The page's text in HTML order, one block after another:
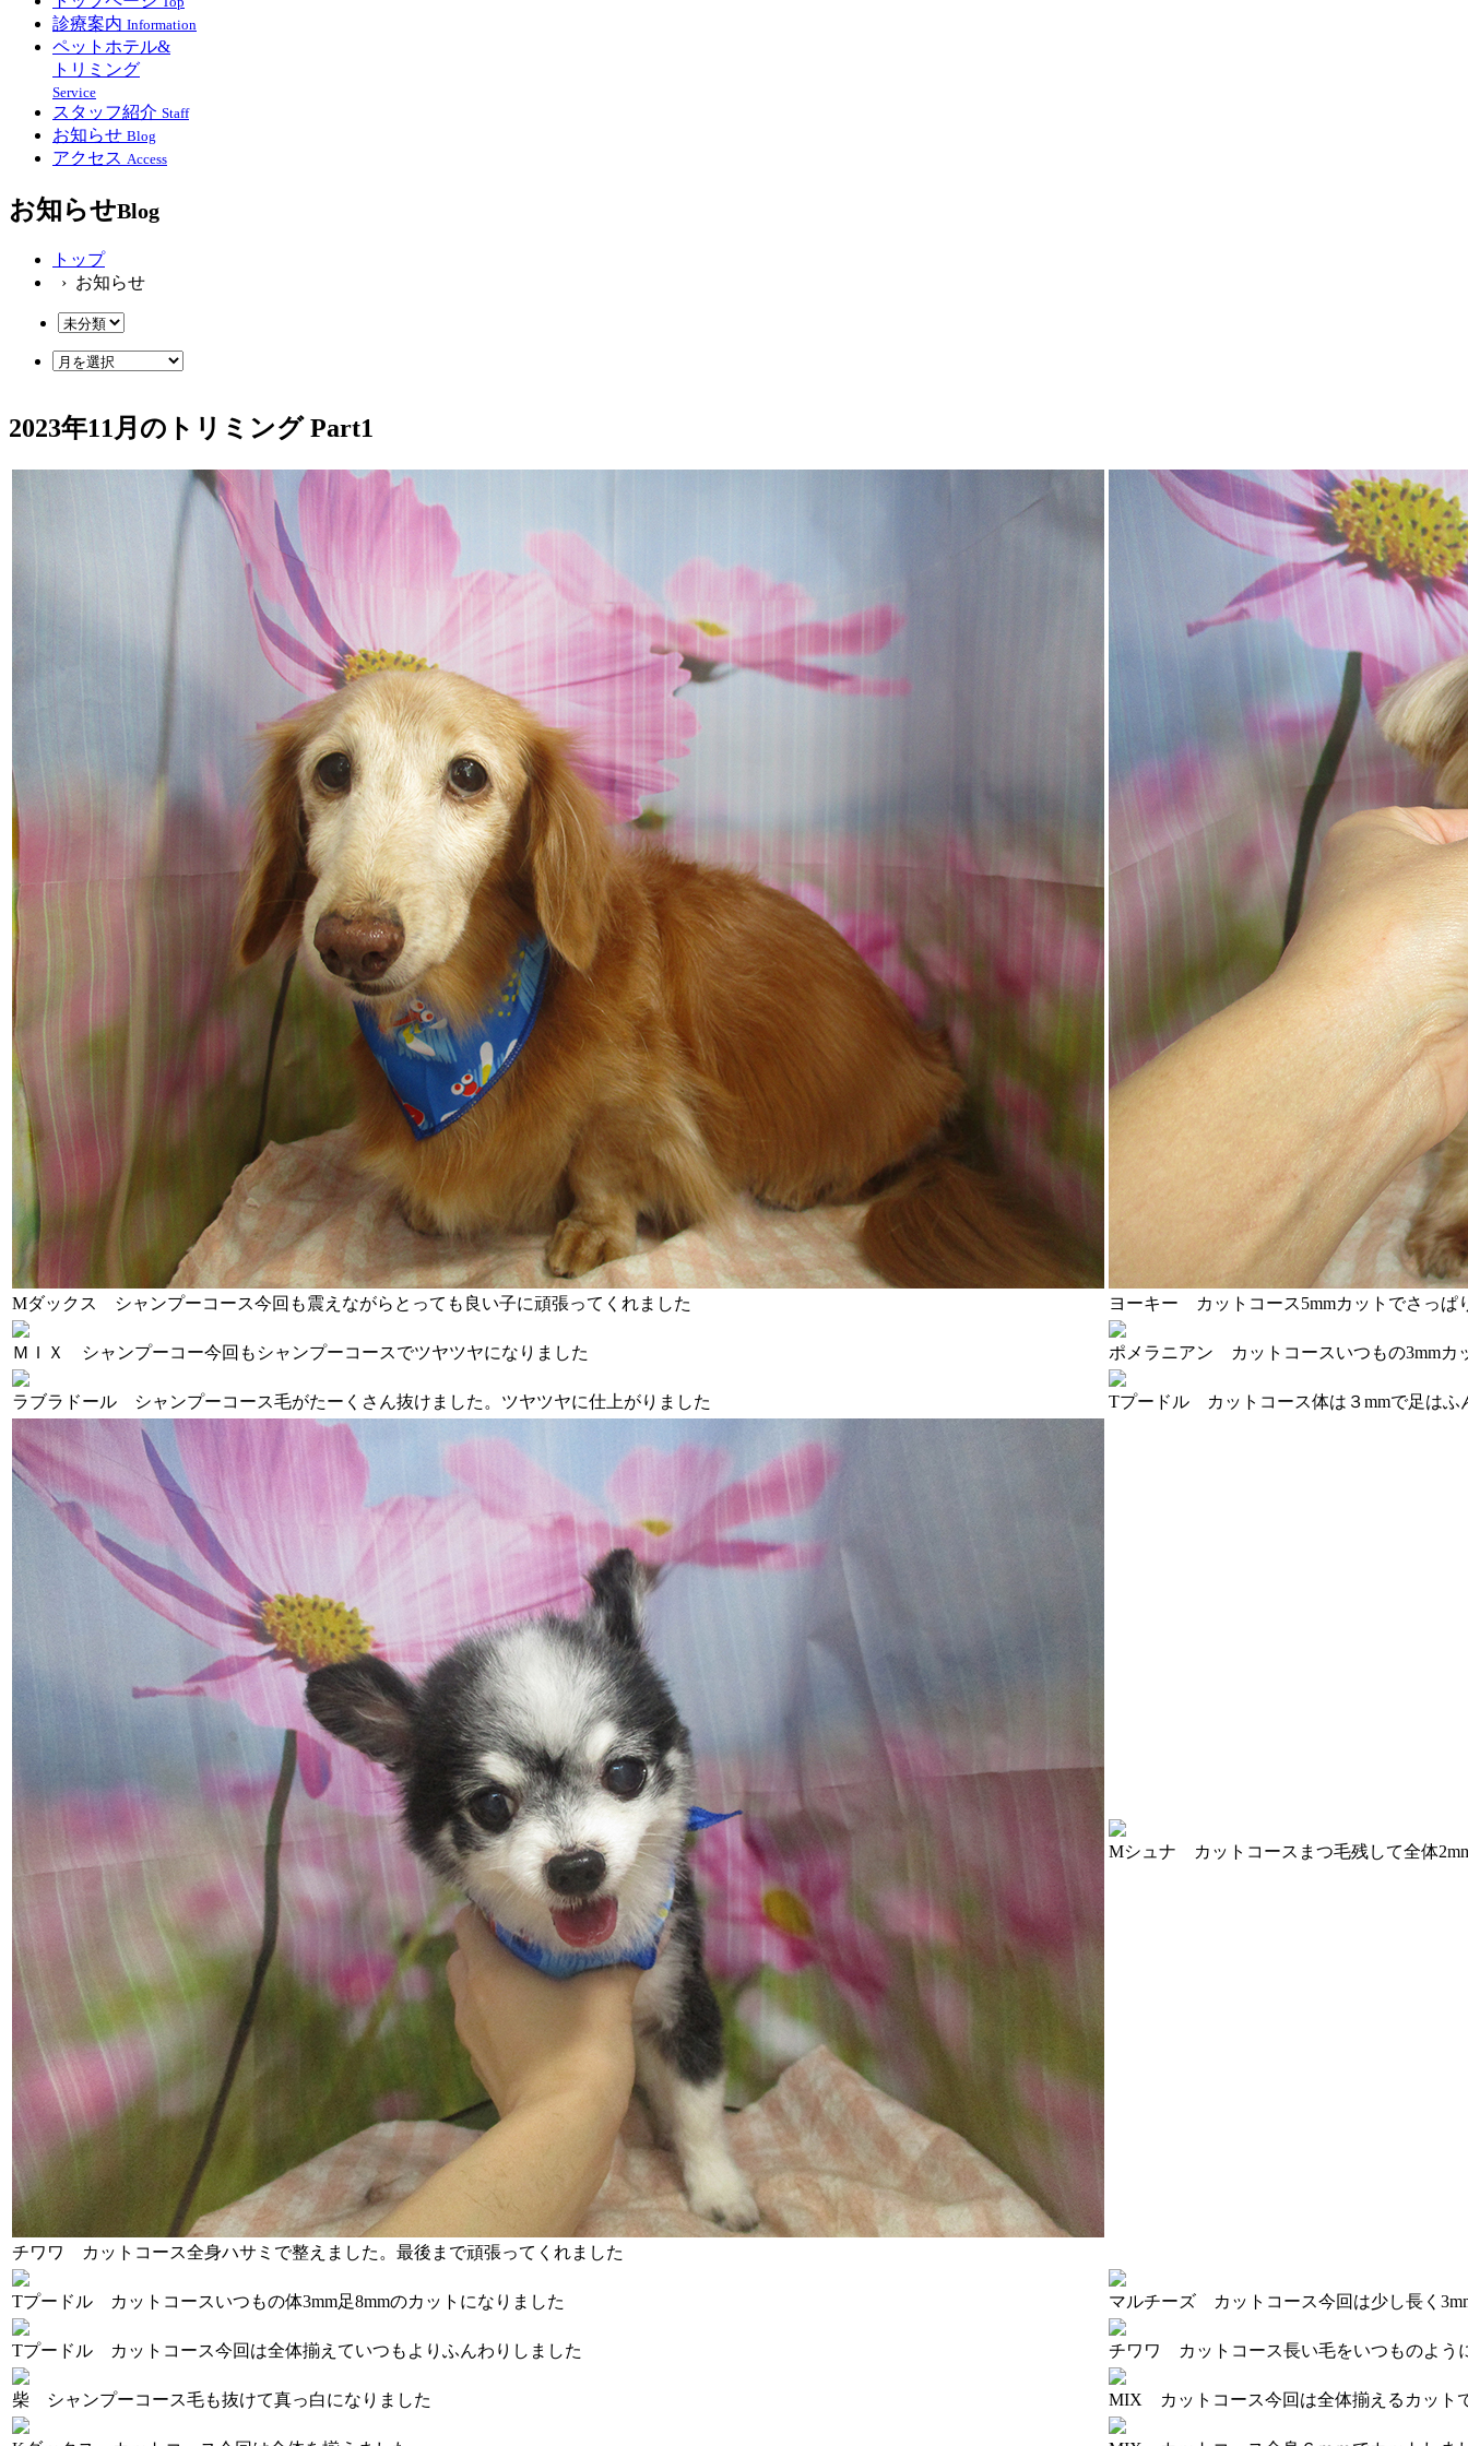
診療案内 Information
ペットホテル&
トリミング
Service
スタッフ紹介 Staff
お知らせ Blog
アクセス Access
お知らせBlog
トップ
› お知らせ
2023年11月のトリミング Part1
Mダックス シャンプーコース今回も震えながらとっても良い子に頑張ってくれました ヨーキー カットコース5mmカットでさっぱ
ＭＩＸ シャンプーコー今回もシャンプーコースでツヤツヤになりました ポメラニアン カットコースいつもの3mmカ
ラブラドール シャンプーコース毛がたーくさん抜けました。ツヤツヤに仕上がりました Tプードル カットコース体は３mmで足は
チワワ カットコース全身ハサミで整えました。最後まで頑張ってくれました
Mシュナ カットコース まつ毛残して全体
Tプードル カットコースいつもの体3mm足8mmのカットになりました マルチーズ カットコース今回は少し長く
Tプードル カットコース今回は全体揃えていつもよりふんわりしました チワワ カットコース長い毛をいつものよう
柴 シャンプーコース毛も抜けて真っ白になりました MIX カットコース今回は全体揃えるカット